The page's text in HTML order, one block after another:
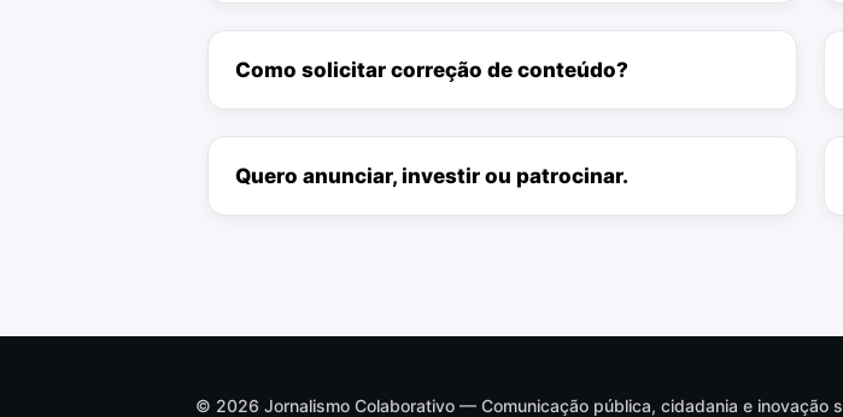
Como solicitar correção de conteúdo?
Quero anunciar, investir ou patrocinar.
© 2026 Jornalismo Colaborativo — Comunicação pública, cidadania e inovação